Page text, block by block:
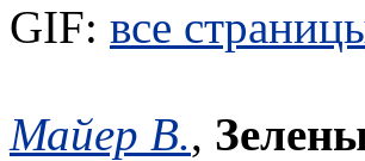
GIF: все
Майер В.,